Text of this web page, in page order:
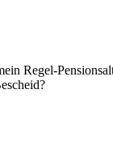
Regel-